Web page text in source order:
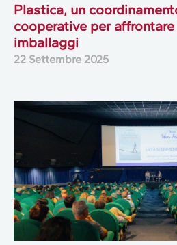
Plastica, un
cooperative per
imballaggi
22 Settembre 2025